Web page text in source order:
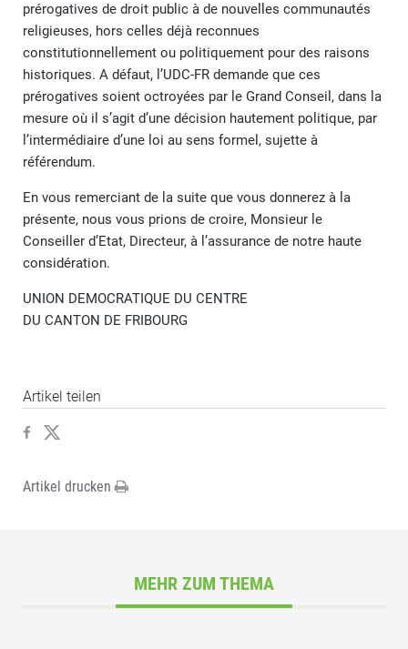
prérogatives de droit public à de nouvelles communautés
religieuses, hors celles déjà reconnues
constitutionnellement ou politiquement pour des raisons
historiques. A défaut, l’UDC-FR demande que ces
prérogatives soient octroyées par le Grand Conseil, dans la
mesure où il s’agit d’une décision hautement politique, par
l’intermédiaire d’une loi au sens formel, sujette à
référendum.
En vous remerciant de la suite que vous donnerez à la
présente, nous vous prions de croire, Monsieur le
Conseiller d’Etat, Directeur, à l’assurance de notre haute
considération.
UNION DEMOCRATIQUE DU CENTRE
DU CANTON DE FRIBOURG
Artikel teilen
Artikel drucken
MEHR ZUM THEMA